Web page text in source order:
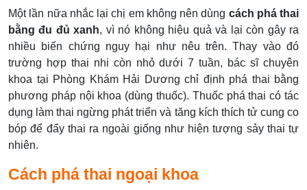
Một lần nữa nhắc lại chị em không nên dùng cách phá thai
bằng đu đủ xanh, vì nó không hiệu quả và lại còn gây ra
nhiều biến chứng nguy hại như nêu trên. Thay vào đó
trường hợp thai nhi còn nhỏ dưới 7 tuần, bác sĩ chuyên
khoa tại Phòng Khám Hải Dương chỉ định phá thai bằng
phương pháp nội khoa (dùng thuốc). Thuốc phá thai có tác
dụng làm thai ngừng phát triển và tăng kích thích tử cung co
bóp để đẩy thai ra ngoài giống như hiện tượng sảy thai tự
nhiên.
Cách phá thai ngoại khoa